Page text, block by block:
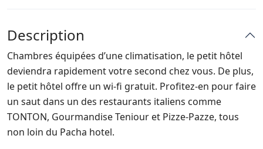
Description
Chambres équipées d’une climatisation, le petit hôtel
deviendra rapidement votre second chez vous. De plus,
le petit hôtel offre un wi-fi gratuit. Profitez-en pour faire
un saut dans un des restaurants italiens comme
TONTON, Gourmandise Teniour et Pizze-Pazze, tous
non loin du Pacha hotel.